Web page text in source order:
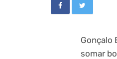
Gonçalo
somar